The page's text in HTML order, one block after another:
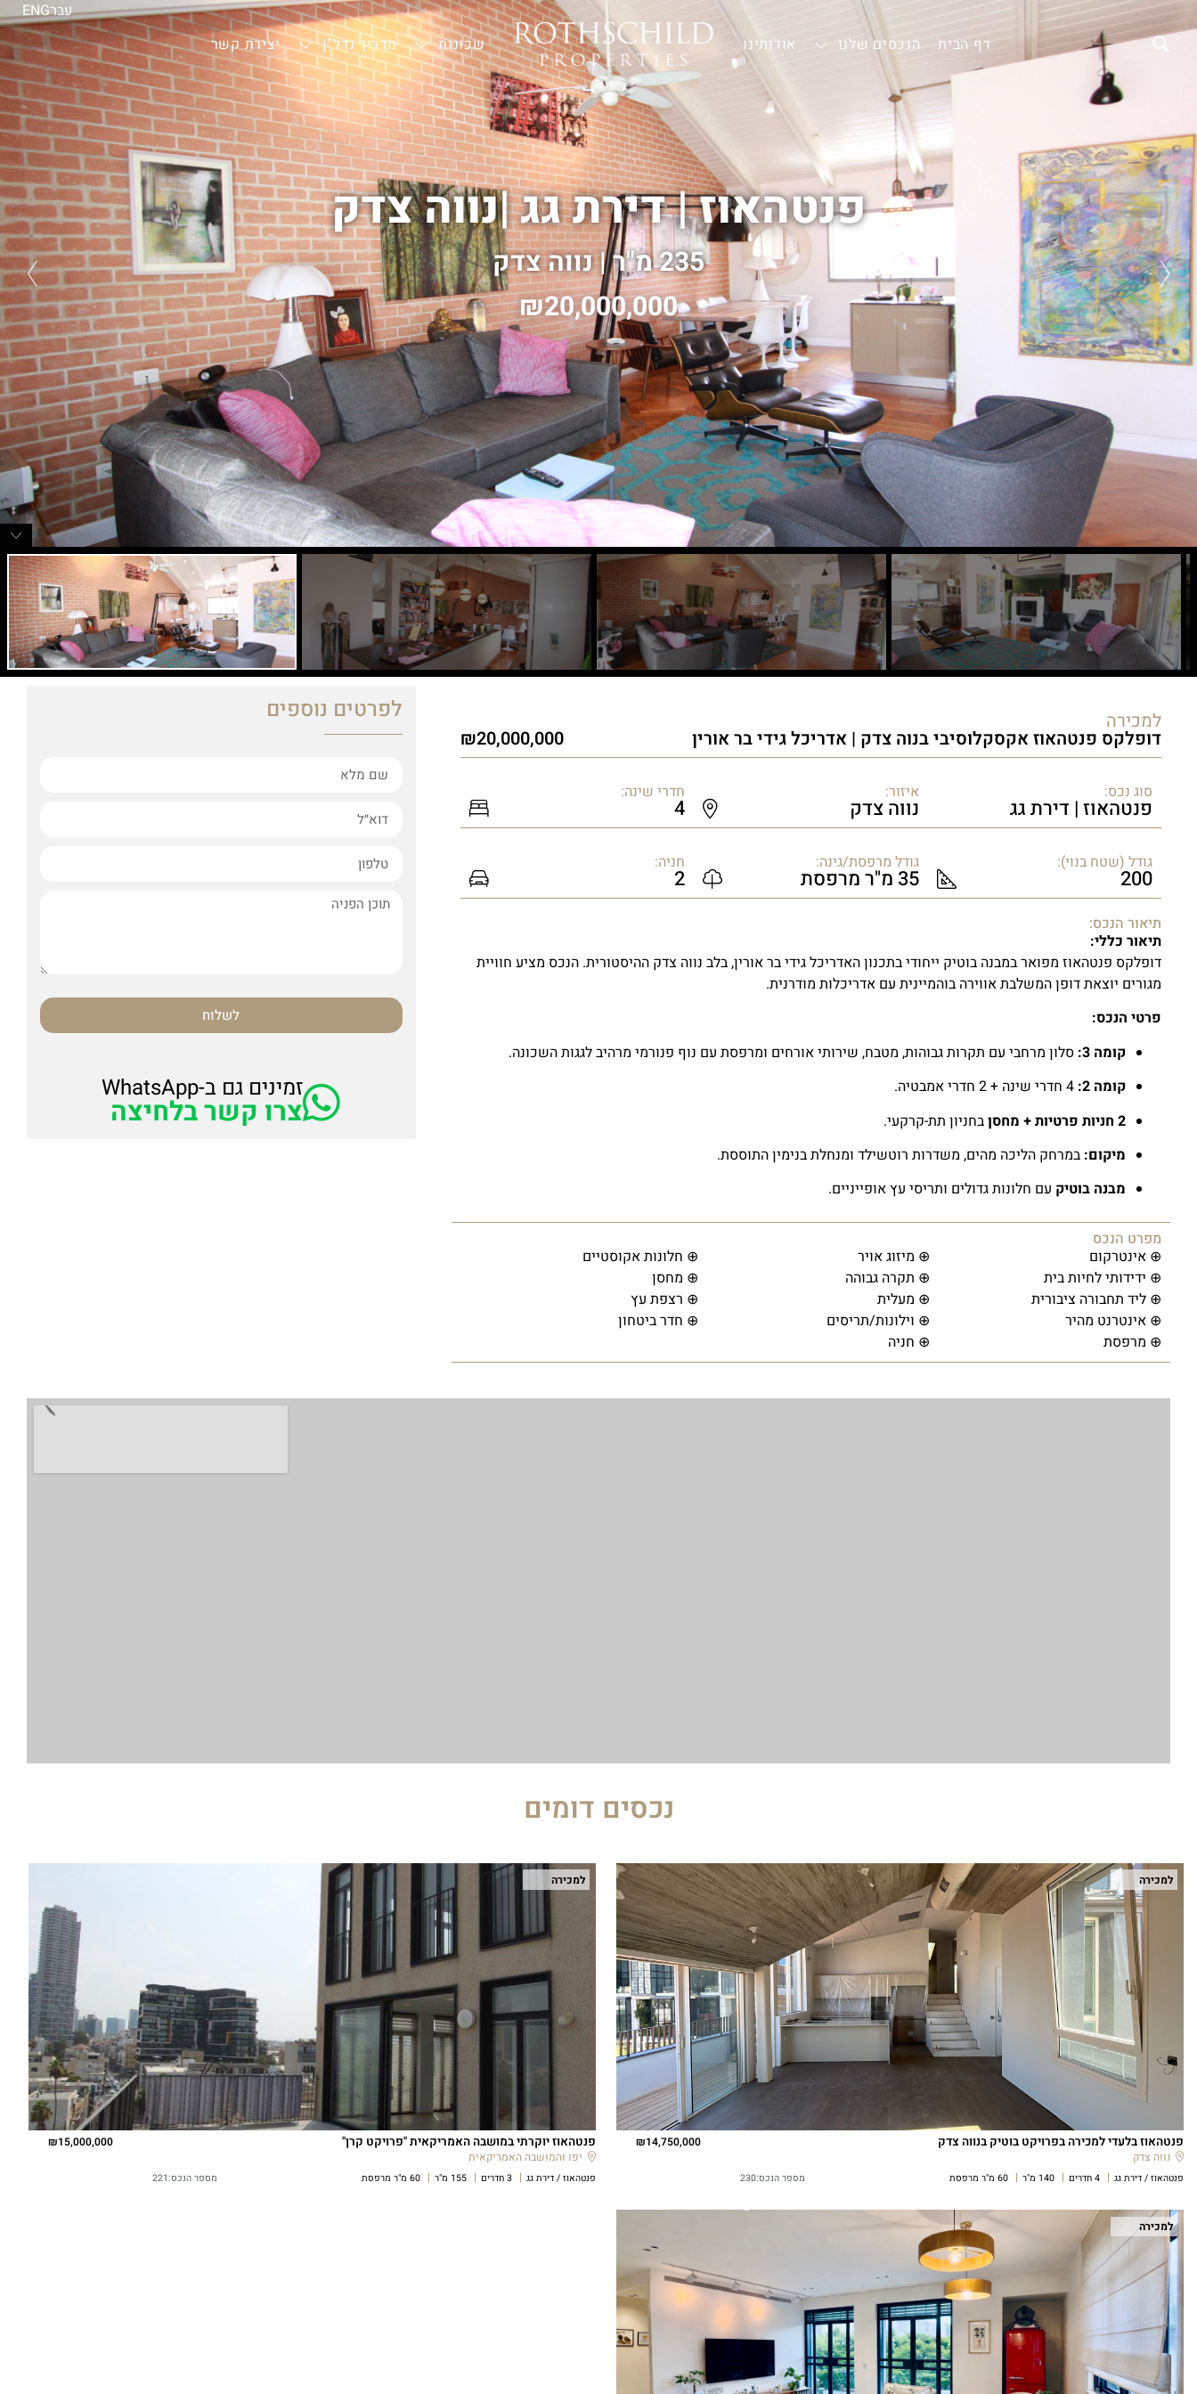
דף הבית הנכסים שלנו אודותינו — שכונות מדריך נדל”ן יצירת קשר
עברENG
פנטהאוז | דירת גג|נווה צדק
235 מ"ר | נווה צדק
20,000,000
למכירה
דופלקס פנטהאוז אקסקלוסיבי בנוה צדק | אדריכל גידי בר אורין 20,000,000
סוג נכס:
פנטהאוז | דירת גג
איזור:
נווה צדק
חדרי שינה:
4
גודל (שטח בנוי):
200
גודל מרפסת/גינה:
35 מ"ר מרפסת
חניה:
2
תיאור הנכס:
תיאור כללי:
דופלקס פנטהאוז מפואר במבנה בוטיק ייחודי בתכנון האדריכל גידי בר אורין, בלב נווה צדק ההיסטורית. הנכס מציע חוויית
מגורים יוצאת דופן המשלבת אווירה בוהמיינית עם אדריכלות מודרנית.
פרטי הנכס:
קומה 3:
סלון מרחבי עם תקרות גבוהות, מטבח, שירותי אורחים ומרפסת עם נוף פנורמי מרהיב לגגות השכונה.
קומה 2:
2 חניות פרטיות + מחסן
בחניון תת-קרקעי.
מיקום: במרחק הליכה מהים, משדרות רוטשילד ומנחלת בנימין התוססת.
מבנה בוטיק עם חלונות גדולים ותריסי עץ אופייניים.
מפרט הנכס
⊕ אינטרקום
⊕ מיזוג אויר
⊕ חלונות אקוסטיים
⊕ ידידותי לחיות בית
⊕ תקרה גבוהה
⊕ מחסן
⊕ ליד תחבורה ציבורית
⊕ מעלית
⊕ רצפת עץ
⊕ אינטרנט מהיר
⊕ וילונות/תריסים
⊕ חדר ביטחון
⊕ מרפסת
⊕ חניה
לפרטים נוספים
לשלוח
זמינים גם ב-WhatsApp
צרו קשר בלחיצה
נכסים דומים